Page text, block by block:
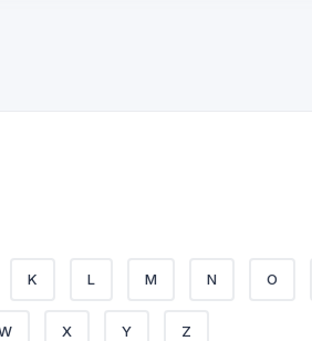
K L M N O
X Y Z